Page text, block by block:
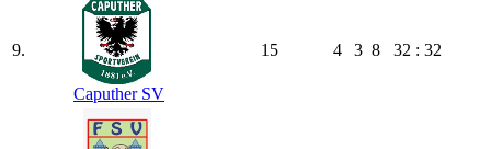
9.
Caputher SV
15 4 3 8 32 : 32